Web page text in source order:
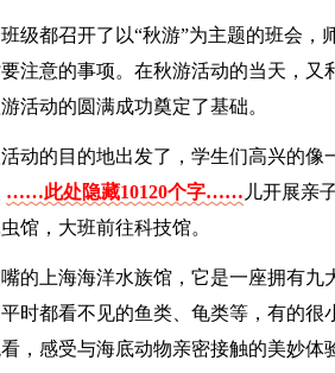
级都召开了以“秋游”为主题的班会，
注意的事项。在秋游活动的当天，又
活动的圆满成功奠定了基础。
动的目的地出发了，学生们高兴的像
……此处隐藏10120个字…… 儿开展亲
馆，大班前往科技馆。
的上海海洋水族馆，它是一座拥有九
时都看不见的鱼类、龟类等，有的很
，感受与海底动物亲密接触的美妙体